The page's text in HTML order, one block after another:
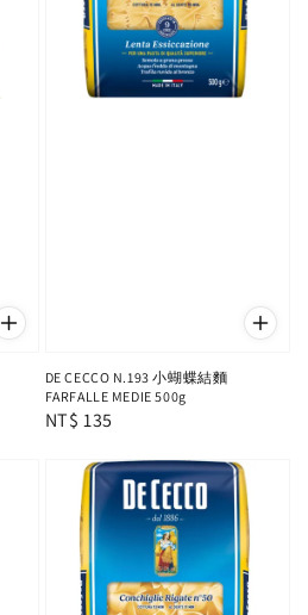
DE CECCO N.193 小蝴蝶結麵
FARFALLE MEDIE 500g
Regular
NT$ 135